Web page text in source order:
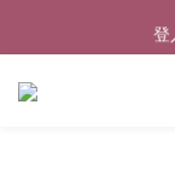
🎉新
登
🎉新